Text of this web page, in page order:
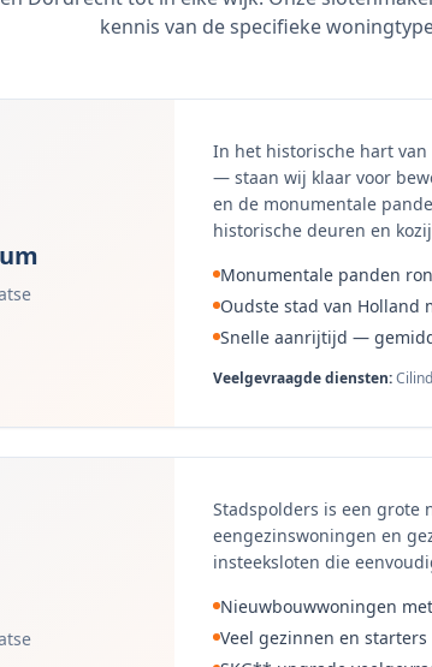
kennis van de specifieke
In het historische hart
— staan wij klaar voor
en de monumentale
historische deuren en
Monumentale panden
Oudste stad van Holland
Snelle aanrijtijd —
Veelgevraagde diensten:
Stadspolders is een grote
eengezinswoningen en
insteeksloten die
Nieuwbouwwoningen
Veel gezinnen en starters